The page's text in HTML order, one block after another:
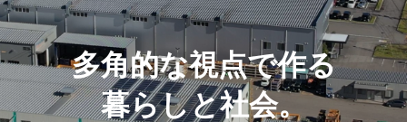
多角的な視点で作る
暮らしと社会。